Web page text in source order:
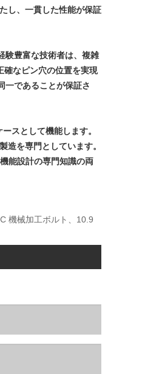
し、一貫した性能が保証
験豊富な技術者は、複雑
確なピン穴の位置を実現
一であることが保証さ
スとして機能します。
造を専門としています。
能設計の専門知識の両
機械加工ボルト、10.9